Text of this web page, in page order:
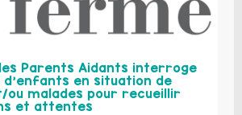
Parents Aidants interroge
en situation de
ou malades pour recueillir
et attentes